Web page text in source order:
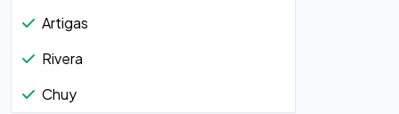
Artigas
Rivera
Chuy